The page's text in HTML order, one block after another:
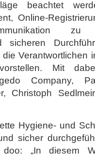
beachtet
Online-
zu
sicheren
Verantwortlichen
Mit
Company,
Christoph
Hygiene- und
sicher
doo: „In diesem